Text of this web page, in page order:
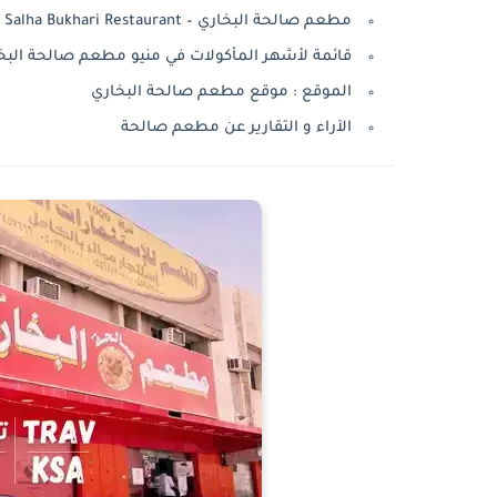
مطعم صالحة البخاري – Salha Bukhari Restaurant
قائمة لأشهر المأكولات في منيو مطعم صالحة
الموقع : موقع مطعم صالحة البخاري
الآراء و التقارير عن مطعم صالحة